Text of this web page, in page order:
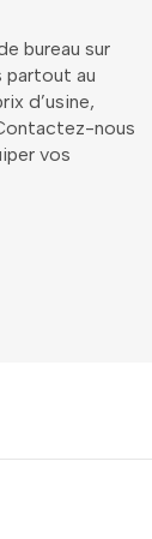
bureau sur
partout au
d’usine,
nous
vos